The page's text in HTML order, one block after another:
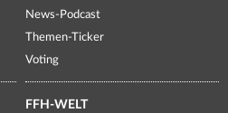
News-Podcast
Themen-Ticker
Voting
FFH-WELT